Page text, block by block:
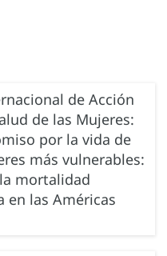
de Acción
de las Mujeres:
por la vida de
más vulnerables:
mortalidad
en las Américas